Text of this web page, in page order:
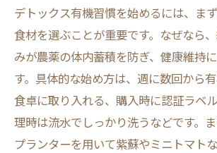
デトックス有機習慣を始めるには、ま
食材を選ぶことが重要です。なぜなら
みが農薬の体内蓄積を防ぎ、健康維持
す。具体的な始め方は、週に数回から
食卓に取り入れる、購入時に認証ラベ
理時は流水でしっかり洗うなどです。
プランターを用いて紫蘇やミニトマト